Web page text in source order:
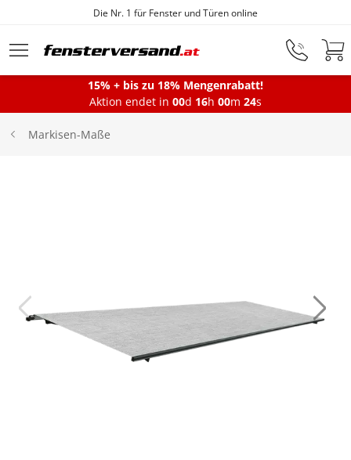
Zum Hauptinhalt springen
Die Nr. 1 für Fenster und Türen online
Fenster
Sonnenschutz
15% + bis zu 18% Mengenrabatt!
Aktion endet in 00d 16h 00m 23s
Markisen-Maße